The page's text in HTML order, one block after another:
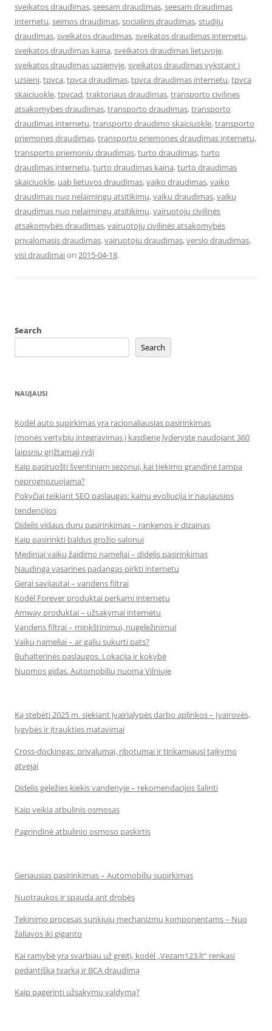
sveikatos draudimas,seesam draudimas,seesam draudimas
internetu,seimos draudimas,socialinis draudimas,studiju
draudimas,sveikatos draudimas,sveikatos draudimas internetu,
sveikatos draudimas kaina,sveikatos draudimas lietuvoje,
sveikatos draudimas uzsienyje,sveikatos draudimas vykstant i
uzsieni,tpvca,tpvca draudimas,tpvca draudimas internetu,tpvca
skaiciuokle,tpvcad,traktoriaus draudimas,transporto civilines
atsakomybes draudimas,transporto draudimas,transporto
draudimas internetu,transporto draudimo skaiciuokle,transporto
priemones draudimas,transporto priemones draudimas internetu,
transporto priemonių draudimas,turto draudimas,turto
draudimas internetu,turto draudimas kaina,turto draudimas
skaiciuokle, uab lietuvos draudimas,vaiko draudimas,vaiko
draudimas nuo nelaimingų atsitikimų,vaiku draudimas,vaikų
draudimas nuo nelaimingų atsitikimų,vairuotojų civilinės
atsakomybės draudimas,vairuotojų civilinės atsakomybės
privalomasis draudimas,vairuotoju draudimas,verslo draudimas,
visi draudimaion 2015-04-18.
Search
Search
NAUJAUSI
Kodėl auto supirkimas yra racionaliausias pasirinkimas
Įmonės vertybių integravimas į kasdienę lyderystę naudojant 360
laipsnių grįžtamąjį ryšį
Kaip pasiruošti šventiniam sezonui, kai tiekimo grandinė tampa
neprognozuojama?
Pokyčiai teikiant SEO paslaugas: kainų evoliucija ir naujausios
tendencijos
Didelis vidaus durų pasirinkimas – rankenos ir dizainas
Kaip pasirinkti baldus grožio salonui
Mediniai vaikų žaidimo nameliai – didelis pasirinkimas
Naudinga vasarines padangas pirkti internetu
Gerai savijautai – vandens filtrai
Kodėl Forever produktai perkami internetu
Amway produktai – užsakymai internetu
Vandens filtrai – minkštinimui, nugeležinimui
Vaikų nameliai – ar galiu sukurti pats?
Buhalterinės paslaugos. Lokacija ir kokybė
Nuomos gidas. Automobilių nuoma Vilniuje
Ką stebėti 2025 m. siekiant įvairialypės darbo aplinkos – Įvairovės,
lygybės ir įtraukties matavimai
Cross-dockingas: privalumai, ribotumai ir tinkamiausi taikymo
atvejai
Didelis geležies kiekis vandenyje – rekomendacijos šalinti
Kaip veikia atbulinis osmosas
Pagrindinė atbulinio osmoso paskirtis
Geriausias pasirinkimas – Automobilių supirkimas
Nuotraukos ir spauda ant drobės
Tekinimo procesas sunkiųjų mechanizmų komponentams – Nuo
žaliavos iki giganto
Kai ramybė yra svarbiau už greitį, kodėl „Vezam123.lt“ renkasi
pedantišką tvarką ir BCA draudimą
Kaip pagerinti užsakymų valdymą?